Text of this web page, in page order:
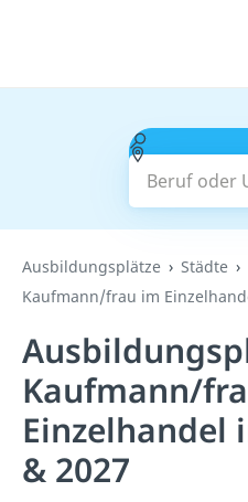
Beruf oder
Ausbildungsplätze Städte
Kaufmann/frau im
Kaufmann/
Einzelhandel
& 2027